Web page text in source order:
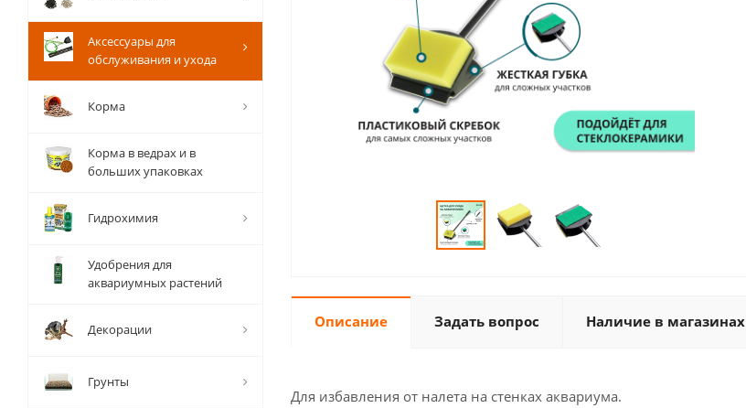
Описание Задать вопрос Наличие в магазинах
Для избавления от налета на стенках аквариума.
Аксессуары для
обслуживания и ухода
Корма
Корма в ведрах и в
больших упаковках
Гидрохимия
Удобрения для
аквариумных растений
Декорации
Грунты